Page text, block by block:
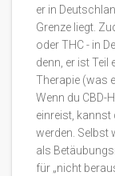
er in
Grenze liegt.
oder THC - in
denn, er ist Teil
Therapie (was
Wenn du CBD-
einreist, kannst
werden. Selbst
als
für „nicht